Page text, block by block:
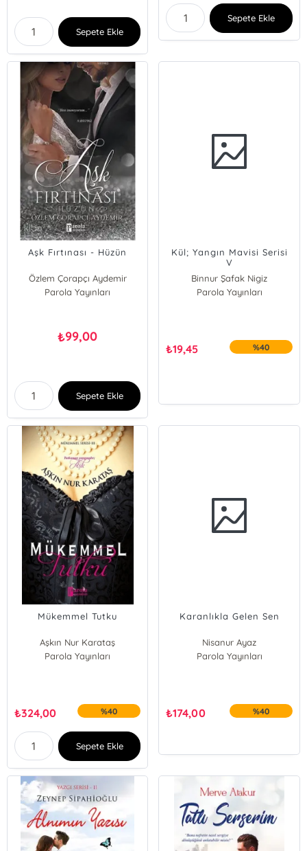
Sepete Ekle
Sepete Ekle
Aşk Fırtınası - Hüzün
Özlem Çorapçı Aydemir
Parola Yayınları
₺99,00
Sepete Ekle
Kül; Yangın Mavisi Serisi
V
Binnur Şafak Nigiz
Parola Yayınları
₺19,45 %40
Mükemmel Tutku
Aşkın Nur Karataş
Parola Yayınları
₺324,00 %40
Sepete Ekle
Karanlıkla Gelen Sen
Nisanur Ayaz
Parola Yayınları
₺174,00 %40